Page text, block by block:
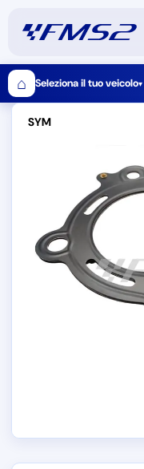
⌂ Seleziona il tuo veicolo▾
SYM